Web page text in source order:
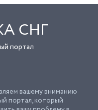
СНГ
портал
вашему вниманию
портал, который